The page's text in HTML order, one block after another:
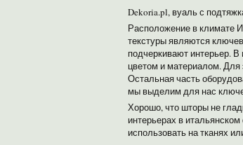
Dekoria.pl, вуаль с
Расположение в климате
текстуры являются
подчеркивают интерьер.
цветом и материалом. Для
Остальная часть
мы выделим для нас
Хорошо, что шторы не
интерьерах в
использовать на тканях